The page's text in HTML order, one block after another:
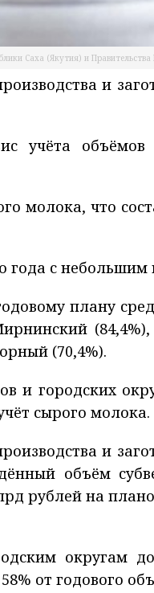
Саха (Якутия) и Правительства
и
учёта
молока, что
года с
плану
(70,4%).
и городских
сырого молока.
и
объём
рублей на
округам
от годового